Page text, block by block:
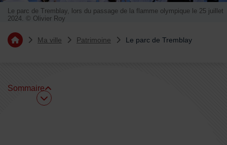
Le parc de Tremblay, lors du passage de la flamme olympique le 25 juillet
2024. © Olivier Roy
Vous êtes ici :
Retourner à l'accueil
Ma ville Patrimoine Le parc de Tremblay
Sommaire
Sommaire